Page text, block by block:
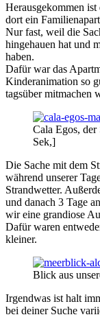
Herausgekommen ist
dort ein
Nur fast, weil die
hingehauen hat und
haben.
Dafür war das
Kinderanimation so
tagsüber mitmachen
Cala Egos,
Sek,]
Die Sache mit dem
während unserer
Strandwetter.
und danach 3 Tage
wir eine grandiose
Dafür waren
kleiner.
Blick aus
Irgendwas ist halt
bei deiner Suche